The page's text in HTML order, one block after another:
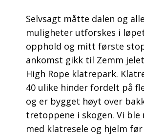
Selvsagt måtte dalen og
muligheter utforskes i
opphold og mitt første
ankomst gikk til Zemm
High Rope klatrepark.
40 ulike hinder fordelt på
og er bygget høyt over
tretoppene i skogen. Vi
med klatresele og hjelm